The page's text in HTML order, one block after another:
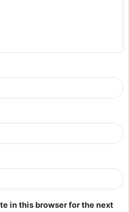
in this browser for the next